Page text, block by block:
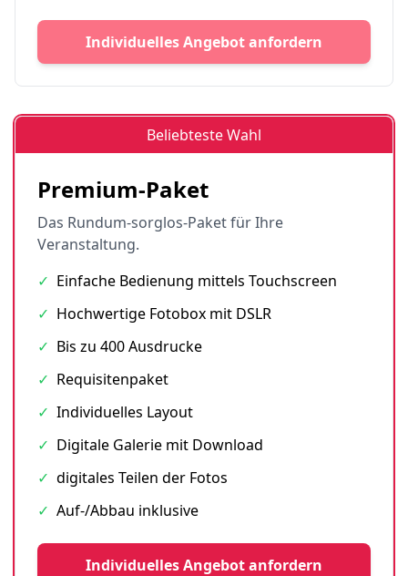
Individuelles Angebot anfordern
Beliebteste Wahl
Premium-Paket
Das Rundum-sorglos-Paket für Ihre
Veranstaltung.
✓ Einfache Bedienung mittels Touchscreen
✓ Hochwertige Fotobox mit DSLR
✓ Bis zu 400 Ausdrucke
✓ Requisitenpaket
✓ Individuelles Layout
✓ Digitale Galerie mit Download
✓ digitales Teilen der Fotos
✓ Auf-/Abbau inklusive
Individuelles Angebot anfordern